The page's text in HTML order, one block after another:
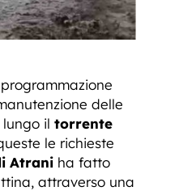
delle
il torrente
le richieste
Atrani ha fatto
attraverso una